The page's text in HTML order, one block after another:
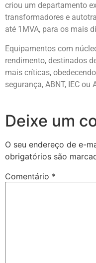
criou um departamento
transformadores e
até 1MVA, para os mais
Equipamentos com
rendimento, destinados
mais críticas,
segurança, ABNT, IEC ou
Deixe um
O seu endereço de e-
obrigatórios são
Comentário *